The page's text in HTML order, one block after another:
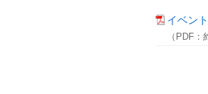
イベン
（PDF：